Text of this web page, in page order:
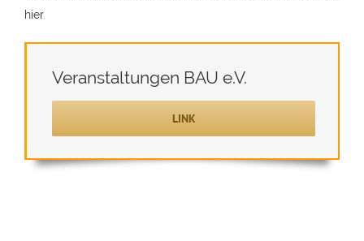
hier.
Veranstaltungen BAU e.V.
LINK